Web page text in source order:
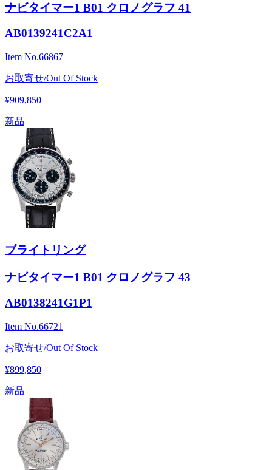
ナビタイマー1 B01 クロノグラフ 41
AB0139241C2A1
Item No.66867
お取寄せ/Out Of Stock
¥909,850
新品
ブライトリング
ナビタイマー1 B01 クロノグラフ 43
AB0138241G1P1
Item No.66721
お取寄せ/Out Of Stock
¥899,850
新品